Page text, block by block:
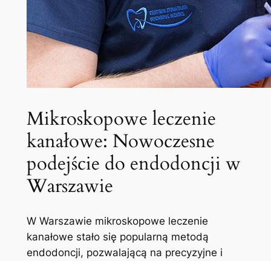
Mikroskopowe leczenie
kanałowe: Nowoczesne‍
podejście⁣ do endodoncji w
Warszawie
W Warszawie mikroskopowe leczenie
kanałowe stało się ‍popularną metodą‌
endodoncji, pozwalającą‍ na precyzyjne i